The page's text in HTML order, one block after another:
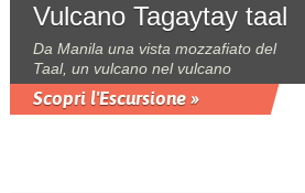
Vulcano Tagaytay taal
Da Manila una vista mozzafiato del
Taal, un vulcano nel vulcano
Scopri l'Escursione »